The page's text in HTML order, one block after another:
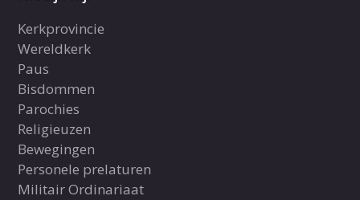
Kerkprovincie
Wereldkerk
Paus
Bisdommen
Parochies
Religieuzen
Bewegingen
Personele prelaturen
Militair Ordinariaat